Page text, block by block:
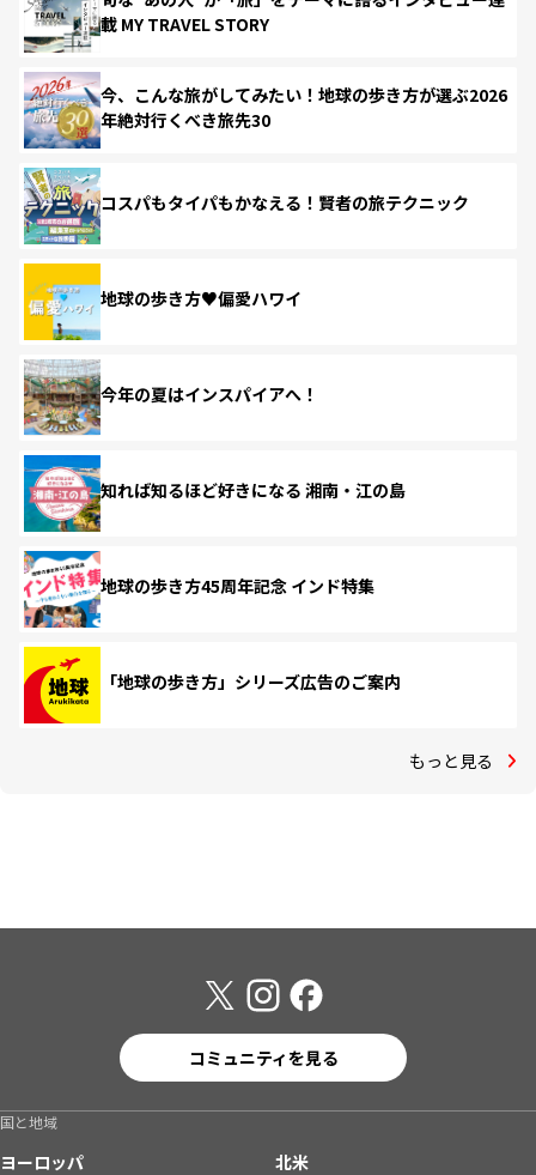
載 MY TRAVEL STORY
今、こんな旅がしてみたい！地球の歩き方が選ぶ2026
年絶対行くべき旅先30
コスパもタイパもかなえる！賢者の旅テクニック
地球の歩き方♥偏愛ハワイ
今年の夏はインスパイアへ！
知れば知るほど好きになる 湘南・江の島
地球の歩き方45周年記念 インド特集
「地球の歩き方」シリーズ広告のご案内
もっと見る
コミュニティを見る
国と地域
ヨーロッパ
北米